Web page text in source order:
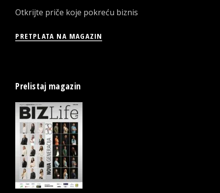
Otkrijte priče koje pokreću biznis
PRETPLATA NA MAGAZIN
Prelistaj magazin